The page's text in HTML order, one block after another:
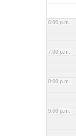
6:00 p.m.
7:00 p.m.
8:00 p.m.
9:00 p.m.